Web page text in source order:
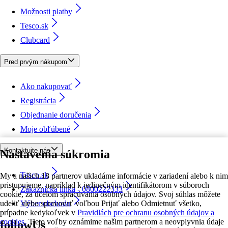
Nastavenia súkromia
My a našich 18 partnerov ukladáme informácie v zariadení alebo k nim
pristupujeme, napríklad k jedinečným identifikátorom v súboroch
cookie, za účelom spracúvania osobných údajov. Svoj súhlas môžete
udeliť alebo spravovať voľbou Prijať alebo Odmietnuť všetko,
prípadne kedykoľvek v Pravidlách pre ochranu osobných údajov a
cookies. Tieto voľby oznámime našim partnerom a neovplyvnia údaje
Možnosti platby
Tesco.sk
Clubcard
Pred prvým nákupom
Ako nakupovať
Registrácia
Objednanie doručenia
Moje obľúbené
Kontaktujte nás
Tesco.sk
Zákaznícka linka - 0800222333
Výber obchodu
followUs